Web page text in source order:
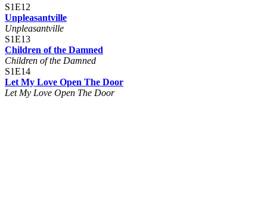
S1E12
Unpleasantville
Unpleasantville
S1E13
Children of the Damned
Children of the Damned
S1E14
Let My Love Open The Door
Let My Love Open The Door